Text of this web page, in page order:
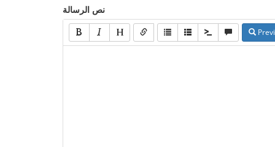
نص الرسالة